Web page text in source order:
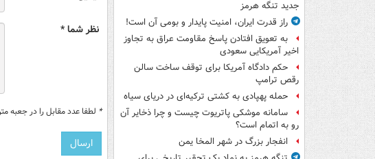
جدید تنگه هرمز
راز قدرت ایران، امنیت پایدار و بومی آن است!
به تعویق افتادن پاسخ مقاومت عراق به تجاوز
اخیر آمریکایی سعودی
حکم دادگاه آمریکا برای توقف ساخت سالن
رقص ترامپ
حمله پهپادی به کشتی ترکیه‌ای در دریای سیاه
سامانه موشکی پاتریوت چیست و چرا ذخایر آن
رو به اتمام است؟
انفجار بزرگ در شهر المخا یمن
نظر شما *
* لطفا عدد مقابل را در جعبه